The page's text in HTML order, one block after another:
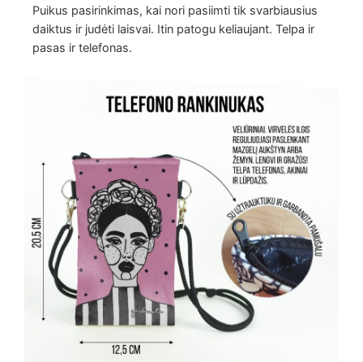
Puikus pasirinkimas, kai nori pasiimti tik svarbiausius
daiktus ir judėti laisvai. Itin patogu keliaujant. Telpa ir
pasas ir telefonas.